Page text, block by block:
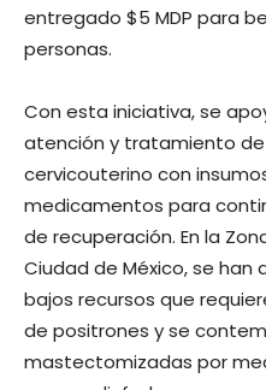
entregado $5 MDP para
personas.
Con esta iniciativa, se
atención y tratamiento
cervicouterino con
medicamentos para
de recuperación. En la
Ciudad de México, se han
bajos recursos que
de positrones y se
mastectomizadas por